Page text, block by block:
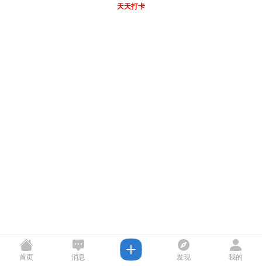
天天打卡
首页 消息 发现 我的